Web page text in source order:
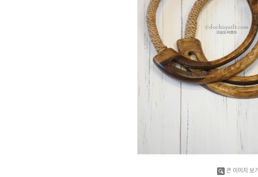
큰 이미지 보기